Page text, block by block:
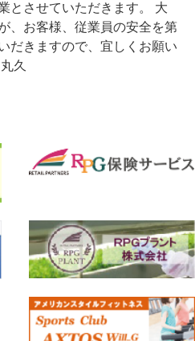
とさせていただきます。
大
、お客様、従業員の安全を第
だきますので、宜しくお願い
久